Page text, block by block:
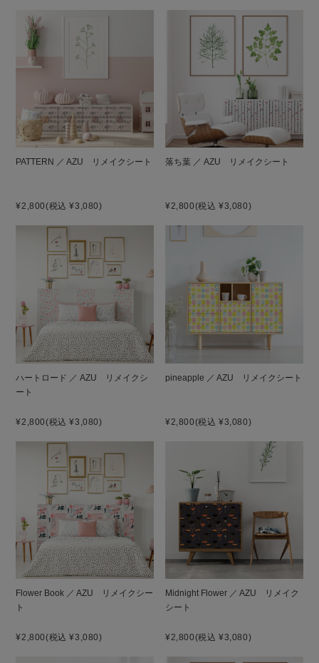
PATTERN ／ AZU リメイクシート
¥2,800(税込 ¥3,080)
落ち葉 ／ AZU リメイクシート
¥2,800(税込 ¥3,080)
ハートロード ／ AZU リメイクシ
ート
¥2,800(税込 ¥3,080)
pineapple ／ AZU リメイクシート
¥2,800(税込 ¥3,080)
Flower Book ／ AZU リメイクシー
ト
¥2,800(税込 ¥3,080)
Midnight Flower ／ AZU リメイク
シート
¥2,800(税込 ¥3,080)